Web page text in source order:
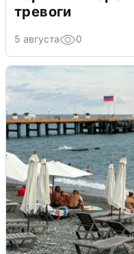
тревоги
5 августа 0